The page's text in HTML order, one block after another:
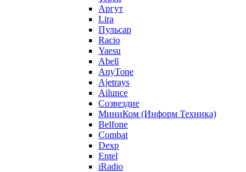
Аргут
Lira
Пульсар
Racio
Yaesu
Abell
AnyTone
Ajetrays
Ailunce
Созвездие
МиниКом (Информ Техника)
Belfone
Combat
Dexp
Entel
iRadio